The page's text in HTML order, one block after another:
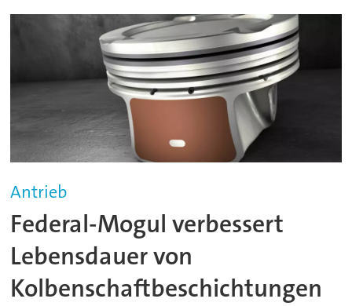
Antrieb
Federal-Mogul verbessert
Lebensdauer von
Kolbenschaftbeschichtungen